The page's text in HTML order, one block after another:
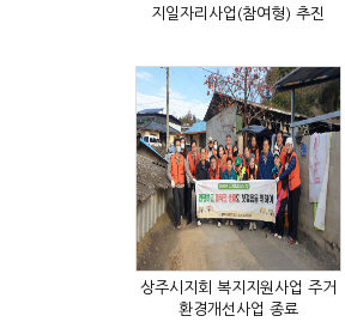
지일자리사업(참여형) 추진
환경개선사업 종료